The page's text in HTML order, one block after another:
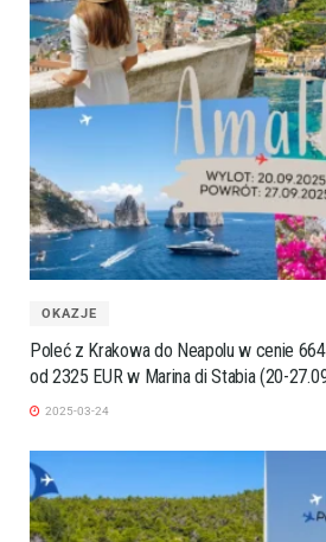
OKAZJE
Poleć z Krakowa do Neapolu w cenie
od 2325 EUR w Marina di Stabia (20-
2025-03-24